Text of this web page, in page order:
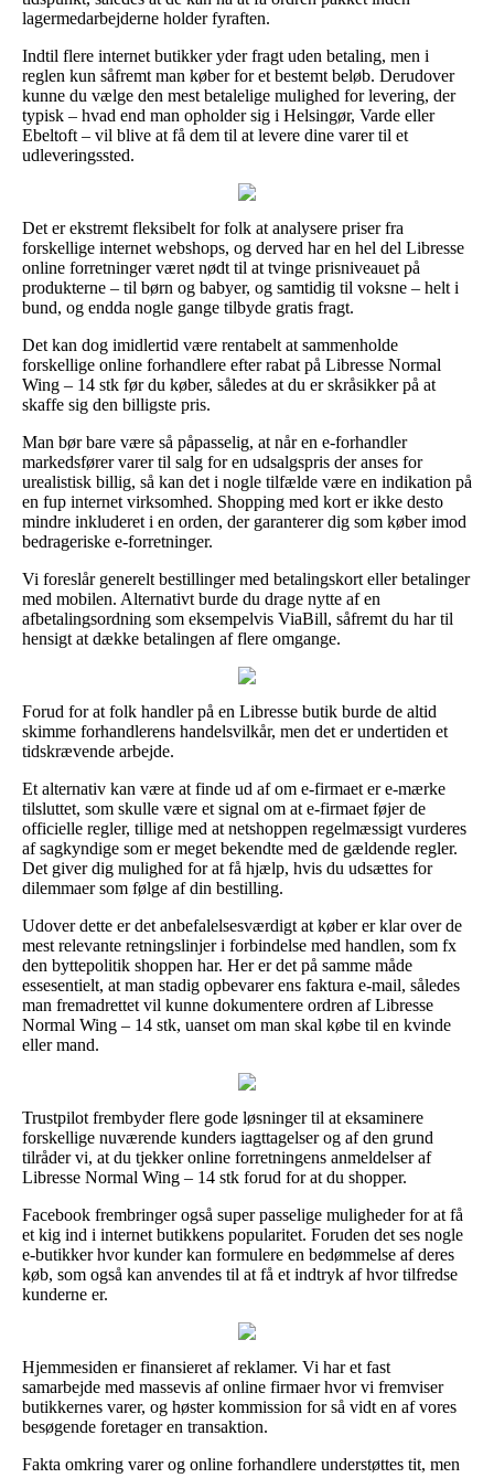
lagermedarbejderne holder fyraften.
Indtil flere internet butikker yder fragt uden betaling, men i
reglen kun såfremt man køber for et bestemt beløb. Derudover
kunne du vælge den mest betalelige mulighed for levering, der
typisk – hvad end man opholder sig i Helsingør, Varde eller
Ebeltoft – vil blive at få dem til at levere dine varer til et
udleveringssted.
Det er ekstremt fleksibelt for folk at analysere priser fra
forskellige internet webshops, og derved har en hel del Libresse
online forretninger været nødt til at tvinge prisniveauet på
produkterne – til børn og babyer, og samtidig til voksne – helt i
bund, og endda nogle gange tilbyde gratis fragt.
Det kan dog imidlertid være rentabelt at sammenholde
forskellige online forhandlere efter rabat på Libresse Normal
Wing – 14 stk før du køber, således at du er skråsikker på at
skaffe sig den billigste pris.
Man bør bare være så påpasselig, at når en e-forhandler
markedsfører varer til salg for en udsalgspris der anses for
urealistisk billig, så kan det i nogle tilfælde være en indikation på
en fup internet virksomhed. Shopping med kort er ikke desto
mindre inkluderet i en orden, der garanterer dig som køber imod
bedrageriske e-forretninger.
Vi foreslår generelt bestillinger med betalingskort eller betalinger
med mobilen. Alternativt burde du drage nytte af en
afbetalingsordning som eksempelvis ViaBill, såfremt du har til
hensigt at dække betalingen af flere omgange.
Forud for at folk handler på en Libresse butik burde de altid
skimme forhandlerens handelsvilkår, men det er undertiden et
tidskrævende arbejde.
Et alternativ kan være at finde ud af om e-firmaet er e-mærke
tilsluttet, som skulle være et signal om at e-firmaet føjer de
officielle regler, tillige med at netshoppen regelmæssigt vurderes
af sagkyndige som er meget bekendte med de gældende regler.
Det giver dig mulighed for at få hjælp, hvis du udsættes for
dilemmaer som følge af din bestilling.
Udover dette er det anbefalelsesværdigt at køber er klar over de
mest relevante retningslinjer i forbindelse med handlen, som fx
den byttepolitik shoppen har. Her er det på samme måde
essesentielt, at man stadig opbevarer ens faktura e-mail, således
man fremadrettet vil kunne dokumentere ordren af Libresse
Normal Wing – 14 stk, uanset om man skal købe til en kvinde
eller mand.
Trustpilot frembyder flere gode løsninger til at eksaminere
forskellige nuværende kunders iagttagelser og af den grund
tilråder vi, at du tjekker online forretningens anmeldelser af
Libresse Normal Wing – 14 stk forud for at du shopper.
Facebook frembringer også super passelige muligheder for at få
et kig ind i internet butikkens popularitet. Foruden det ses nogle
e-butikker hvor kunder kan formulere en bedømmelse af deres
køb, som også kan anvendes til at få et indtryk af hvor tilfredse
kunderne er.
Hjemmesiden er finansieret af reklamer. Vi har et fast
samarbejde med massevis af online firmaer hvor vi fremviser
butikkernes varer, og høster kommission for så vidt en af vores
besøgende foretager en transaktion.
Fakta omkring varer og online forhandlere understøttes tit, men